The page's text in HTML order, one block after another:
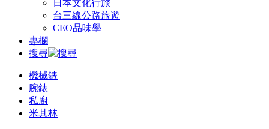
日本文化行旅
台三線公路旅遊
CEO品味學
專欄
搜尋
機械錶
腕錶
私廚
米其林